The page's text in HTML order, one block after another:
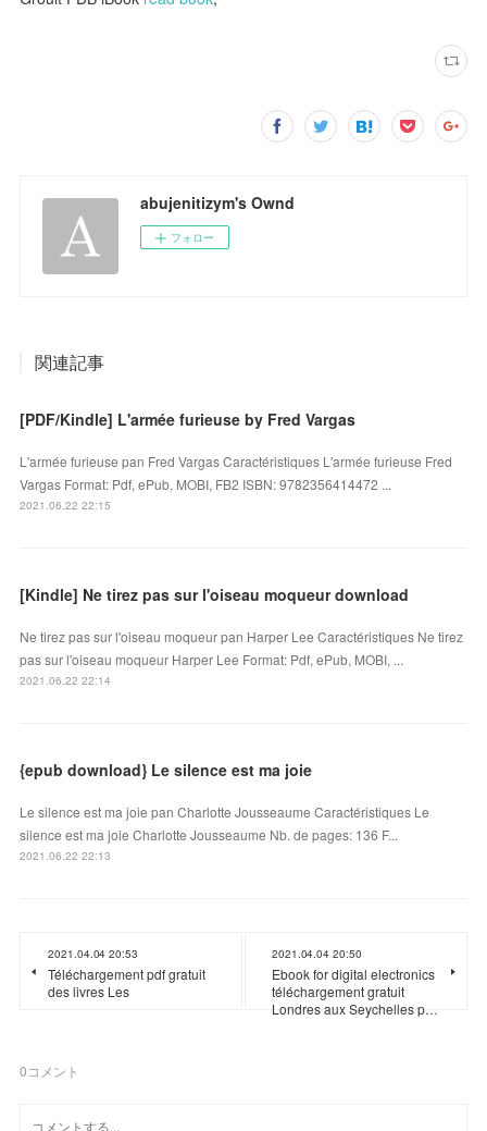
abujenitizym's Ownd
フォロー
関連記事
[PDF/Kindle] L'armée furieuse by Fred Vargas
L'armée furieuse pan Fred Vargas Caractéristiques L'armée furieuse Fred
Vargas Format: Pdf, ePub, MOBI, FB2 ISBN: 9782356414472 ...
2021.06.22 22:15
[Kindle] Ne tirez pas sur l'oiseau moqueur download
Ne tirez pas sur l'oiseau moqueur pan Harper Lee Caractéristiques Ne tirez
pas sur l'oiseau moqueur Harper Lee Format: Pdf, ePub, MOBI, ...
2021.06.22 22:14
{epub download} Le silence est ma joie
Le silence est ma joie pan Charlotte Jousseaume Caractéristiques Le
silence est ma joie Charlotte Jousseaume Nb. de pages: 136 F...
2021.06.22 22:13
2021.04.04 20:53
Téléchargement pdf gratuit
des livres Les
2021.04.04 20:50
Ebook for digital electronics
téléchargement gratuit
Londres aux Seychelles p…
0コメント